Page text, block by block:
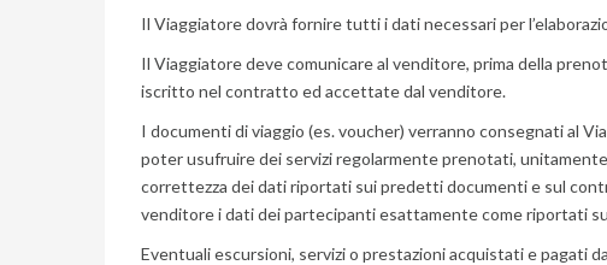
Il Viaggiatore dovrà fornire tutti i dati necessari per
Il Viaggiatore deve comunicare al venditore, prima della
iscritto nel contratto ed accettate dal venditore.
I documenti di viaggio (es. voucher) verranno consegnati al
poter usufruire dei servizi regolarmente prenotati,
correttezza dei dati riportati sui predetti documenti e sul
venditore i dati dei partecipanti esattamente come riportati
Eventuali escursioni, servizi o prestazioni acquistati e pagati